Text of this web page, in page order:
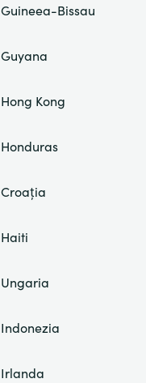
Guineea-Bissau
Guyana
Hong Kong
Honduras
Croația
Haiti
Ungaria
Indonezia
Irlanda